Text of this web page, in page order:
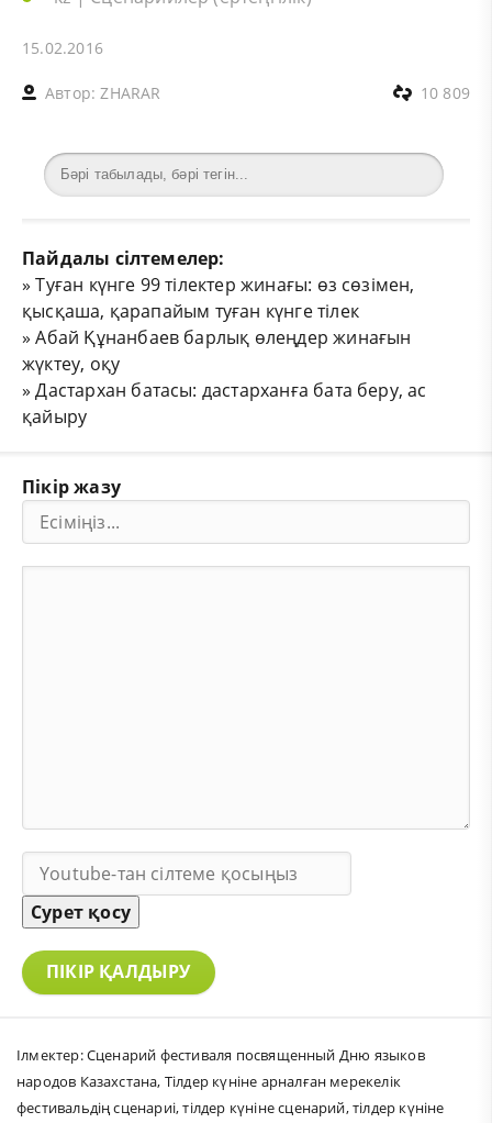
15.02.2016
Автор:ZHARAR 10 809
Пайдалы сілтемелер:
»Туған күнге 99 тілектер жинағы: өз сөзімен,
қысқаша, қарапайым туған күнге тілек
»Абай Құнанбаев барлық өлеңдер жинағын
жүктеу, оқу
»Дастархан батасы: дастарханға бата беру, ас
қайыру
Пікір жазу
Сурет қосу
ПІКІР ҚАЛДЫРУ
Ілмектер:Сценарий фестиваля посвященный Дню языков
народов Казахстана, Тілдер күніне арналған мерекелік
фестивальдің сценариі,тілдер күніне сценарий,тілдер күніне